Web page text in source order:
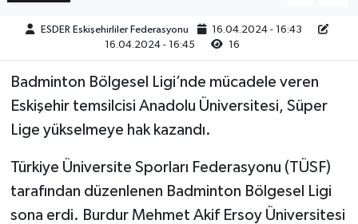
ESDER Eskişehirliler Federasyonu
16.04.2024 - 16:43
16.04.2024 - 16:45
16
Badminton Bölgesel Ligi’nde mücadele veren
Eskişehir temsilcisi Anadolu Üniversitesi, Süper
Lige yükselmeye hak kazandı.
Türkiye Üniversite Sporları Federasyonu (TÜSF)
tarafından düzenlenen Badminton Bölgesel Ligi
sona erdi. Burdur Mehmet Akif Ersoy Üniversitesi